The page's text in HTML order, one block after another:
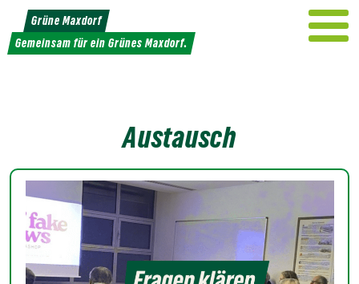
Weiter
zum
Inhalt
Grüne Maxdorf
Gemeinsam für ein Grünes Maxdorf.
Austausch